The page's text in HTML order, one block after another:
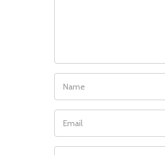
NAME
EMAIL
WEBSITE